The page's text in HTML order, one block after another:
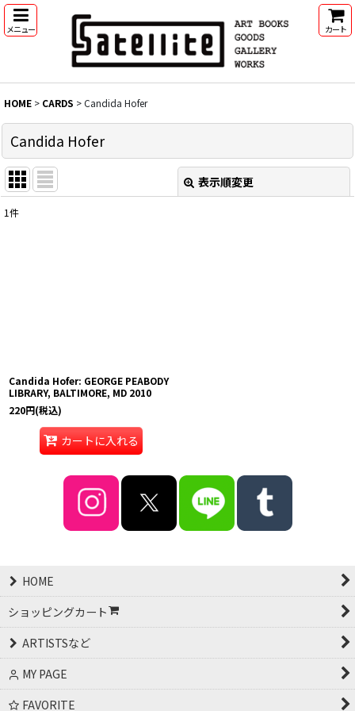
メニュー カート
HOME > CARDS >Candida Hofer
Candida Hofer
表示順変更
1件
Candida Hofer: GEORGE PEABODY
LIBRARY, BALTIMORE, MD 2010
220円(税込)
カートに入れる
HOME
ショッピングカート
ARTISTSなど
MY PAGE
FAVORITE